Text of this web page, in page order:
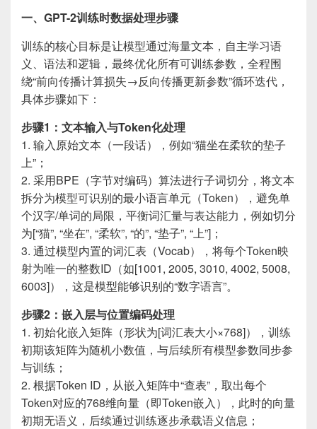
一、GPT-2训练时数据处理步骤
训练的核心目标是让模型通过海量文本，自主学习语
义、语法和逻辑，最终优化所有可训练参数，全程围
绕“前向传播计算损失→反向传播更新参数”循环迭代，
具体步骤如下：
步骤1：文本输入与Token化处理
1. 输入原始文本（一段话），例如“猫坐在柔软的垫子
上”；
2. 采用BPE（字节对编码）算法进行子词切分，将文本
拆分为模型可识别的最小语言单元（Token），避免单
个汉字/单词的局限，平衡词汇量与表达能力，例如切分
为[“猫”, “坐在”, “柔软”, “的”, “垫子”, “上”]；
3. 通过模型内置的词汇表（Vocab），将每个Token映
射为唯一的整数ID（如[1001, 2005, 3010, 4002, 5008,
6003]），这是模型能够识别的“数字语言”。
步骤2：嵌入层与位置编码处理
1. 初始化嵌入矩阵（形状为[词汇表大小×768]），训练
初期该矩阵为随机小数值，与后续所有模型参数同步参
与训练；
2. 根据Token ID，从嵌入矩阵中“查表”，取出每个
Token对应的768维向量（即Token嵌入），此时的向量
初期无语义，后续通过训练逐步承载语义信息；